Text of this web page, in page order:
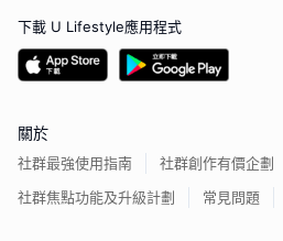
下載 U Lifestyle應用程式
關於
社群最強使用指南
社群創作有價企劃
社群焦點功能及升級計劃
常見問題